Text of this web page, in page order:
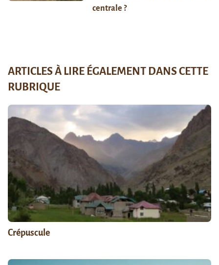
centrale ?
ARTICLES À LIRE ÉGALEMENT DANS CETTE
RUBRIQUE
Crépuscule